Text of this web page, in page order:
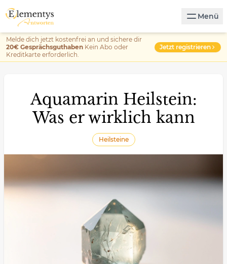
Menü
Melde dich jetzt kostenfrei an und sichere dir
20€ Gesprächsguthaben Kein Abo oder
Kreditkarte erforderlich.
Jetzt registrieren
Aquamarin Heilstein:
Was er wirklich kann
Heilsteine